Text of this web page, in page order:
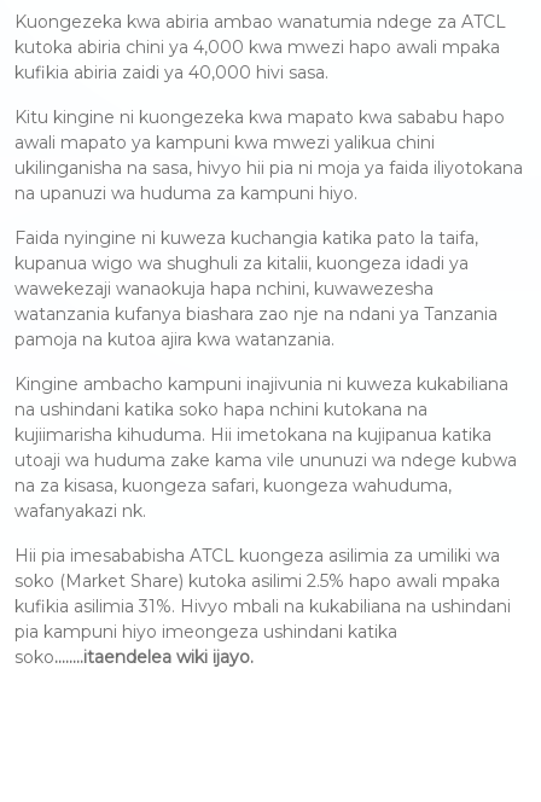
Kuongezeka kwa abiria ambao wanatumia ndege za ATCL
kutoka abiria chini ya 4,000 kwa mwezi hapo awali mpaka
kufikia abiria zaidi ya 40,000 hivi sasa.
Kitu kingine ni kuongezeka kwa mapato kwa sababu hapo
awali mapato ya kampuni kwa mwezi yalikua chini
ukilinganisha na sasa, hivyo hii pia ni moja ya faida iliyotokana
na upanuzi wa huduma za kampuni hiyo.
Faida nyingine ni kuweza kuchangia katika pato la taifa,
kupanua wigo wa shughuli za kitalii, kuongeza idadi ya
wawekezaji wanaokuja hapa nchini, kuwawezesha
watanzania kufanya biashara zao nje na ndani ya Tanzania
pamoja na kutoa ajira kwa watanzania.
Kingine ambacho kampuni inajivunia ni kuweza kukabiliana
na ushindani katika soko hapa nchini kutokana na
kujiimarisha kihuduma. Hii imetokana na kujipanua katika
utoaji wa huduma zake kama vile ununuzi wa ndege kubwa
na za kisasa, kuongeza safari, kuongeza wahuduma,
wafanyakazi nk.
Hii pia imesababisha ATCL kuongeza asilimia za umiliki wa
soko (Market Share) kutoka asilimi 2.5% hapo awali mpaka
kufikia asilimia 31%. Hivyo mbali na kukabiliana na ushindani
pia kampuni hiyo imeongeza ushindani katika
soko……..itaendelea wiki ijayo.